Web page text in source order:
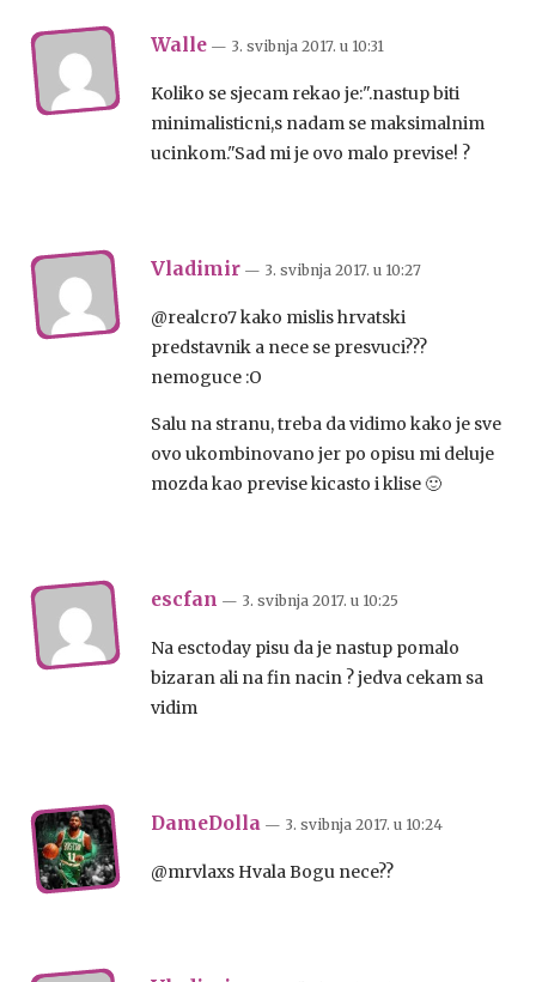
Walle — 3. svibnja 2017. u 10:31
Koliko se sjecam rekao je:".nastup biti
minimalisticni,s nadam se maksimalnim
ucinkom."Sad mi je ovo malo previse! ?
Vladimir — 3. svibnja 2017. u 10:27
@realcro7 kako mislis hrvatski
predstavnik a nece se presvuci???
nemoguce :O
Salu na stranu, treba da vidimo kako je sve
ovo ukombinovano jer po opisu mi deluje
mozda kao previse kicasto i klise 🙂
escfan — 3. svibnja 2017. u 10:25
Na esctoday pisu da je nastup pomalo
bizaran ali na fin nacin ? jedva cekam sa
vidim
DameDolla — 3. svibnja 2017. u 10:24
@mrvlaxs Hvala Bogu nece??